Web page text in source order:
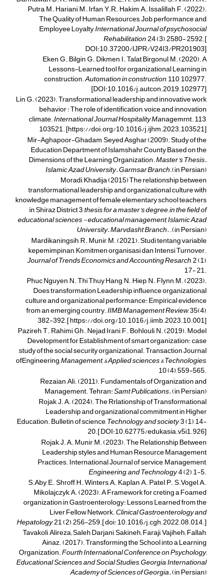
Putra, M., Hariani, M., Irfan, Y.R., Hakim, A., Issalillah, F. (2022).
The Quality of Human Resources, Job performance and
Employee Loyalty,International Journal of psychosocial
Rehabilitation, 24 (3), 2580- 2592.[
DOI:10.37200/IJPR/V24I3/PR201903]
Eken, G., Bilgin, G., Dikmen, I., Talat Birgonul, M. (2020). A
Lessons-Learned tool for organizational Learning in
construction.Automation in construction, 110, 102977.
[DOI:10.1016/j.autcon.2019.102977]
Lin, G. (2023). Transformational leadership and innovative work
behavior : The role of identification, voice and innovation
climate.International Journal Hospitality Managemrnt. 113,
103521. [https://doi.org/10.1016/j.ijhm.2023.103521]
Mir-Aghapoor-Ghadam, Seyed Asghar (2009). Study of the
Education Department of Islamshahr County Based on the
Dimensions of the Learning Organization.Master's Thesis.
Islamic Azad University. Garmsar Branch.(in Persian)
Moradi, Khadija (2015) The relationship between
transformational leadership and organizational culture with
knowledge management of female elementary school teachers
in Shiraz District 3,thesis for a master's degree, in the field of
educational sciences - educational management, Islamic Azad
University. Marvdasht Branch..(in Persian)
Mardikaningsih, R., Munir, M. (2021). Studi tentang variable
kepemimpinan, Komitmen organisasi dan Intensi Turnover.
Journal of Trends Economics and Accounting Resarch, 2 (1),
17- 21.
Phuc Nguyen, N., Thi Thuy Hang, N., Hiep, N., Flynn, M. (2023).
Does transformation Leadership influence organizational
culture and organizational performance: Empirical evidence
from an emerging country.IIMB Management Review, 35(4),
382-392.[ https://doi.org/10.1016/j.iimb.2023.10.001]
Pazireh, T., Rahimi, Gh., Nejad Irani, F., Bohlouli, N. (2019). Model
Development for Establishment of smart organization: case
study of the social security organizational. Transaction Journal
ofEngineering, Management, & Applied sciences & Technologies,
10 (4), 559-565.
Rezaian, Ali. (2011). Fundamentals of Organization and
Management. Tehran:Samt Publications.(in Persian)
Rojak, J. A. (2024). The Rrlationship of Transformational
Leadership and organizational commitment in Higher
Education. Bulletin of science,Technology and society, 3 (1), 14-
20.[ DOI:10.62775/edukasia.v5i1.926]
Rojak, J. A., Munir, M. (2023). The Relationship Between
Leadership styles and Human Resource Management
Practices. International Journal of service, Management,
Engineering, and Technology, 4 (2), 1-5.
S.Aby, E., Shroff, H., Winters, A., Kaplan, A., Patel, P., S.Vogel, A.,
Mikolajczyk, A. (2023). A Framework for creting a Foamed
organization in Gastroenterology: Lessons Learned from the
Liver Fellow Network.Clinical Gastroenterology and
Hepatology, 21 (2), 256-259.[ doi: 10.1016/j.cgh.2022.08.014.]
Tavakoli, Alireza; Saleh Darjani, Sakineh; Faraji, Vajiheh; Fallah,
Ainaz. (2017). Transforming the School into a Learning
Organization.Fourth International Conference on Psychology,
Educational Sciences and Social Studies, Georgia, International
Academy of Sciences of Georgia.(in Persian)